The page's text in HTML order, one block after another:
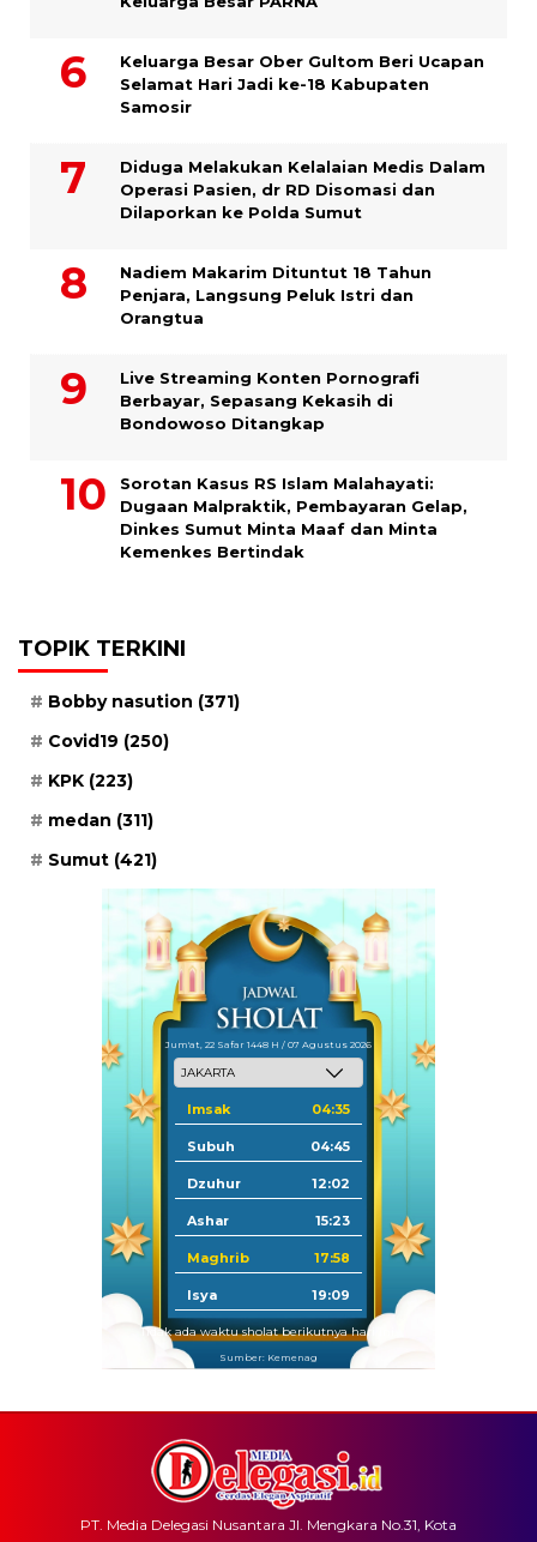
Keluarga Besar Ober Gultom Beri Ucapan
Selamat Hari Jadi ke-18 Kabupaten
Samosir
Diduga Melakukan Kelalaian Medis Dalam
Operasi Pasien, dr RD Disomasi dan
Dilaporkan ke Polda Sumut
​Nadiem Makarim Dituntut 18 Tahun
Penjara, Langsung Peluk Istri dan
Orangtua
Live Streaming Konten Pornografi
Berbayar, Sepasang Kekasih di
Bondowoso Ditangkap
Sorotan Kasus RS Islam Malahayati:
Dugaan Malpraktik, Pembayaran Gelap,
Dinkes Sumut Minta Maaf dan Minta
Kemenkes Bertindak
TOPIK TERKINI
Bobby nasution (371)
Covid19 (250)
KPK (223)
medan (311)
Sumut (421)
Jum'at, 22 Safar 1448 H / 07 Agustus 2026
Imsak 04:35
Subuh 04:45
Dzuhur 12:02
Ashar 15:23
Maghrib 17:58
Isya 19:09
Tidak ada waktu sholat berikutnya hari ini.
Sumber: Kemenag
PT. Media Delegasi Nusantara Jl. Mengkara No.31, Kota